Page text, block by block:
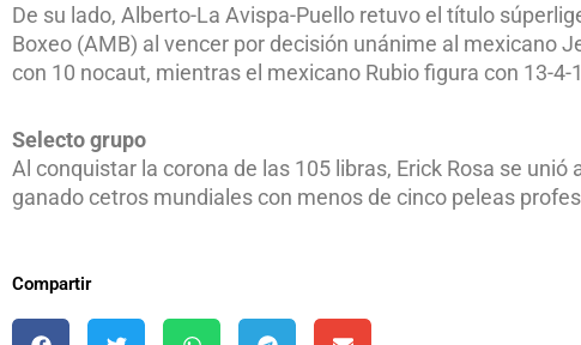
De su lado, Alberto-La Avispa-Puello retuvo el título
Boxeo (AMB) al vencer por decisión unánime al mexicano
con 10 nocaut, mientras el mexicano Rubio figura con 13-4-
Selecto grupo
Al conquistar la corona de las 105 libras, Erick Rosa se
ganado cetros mundiales con menos de cinco peleas
Compartir